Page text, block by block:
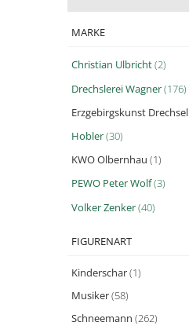
MARKE
Christian Ulbricht(2)
Drechslerei Wagner(176)
Erzgebirgskunst Drechsel
Hobler(30)
KWO Olbernhau (1)
PEWO Peter Wolf(3)
Volker Zenker(40)
FIGURENART
Kinderschar(1)
Musiker(58)
Schneemann (262)